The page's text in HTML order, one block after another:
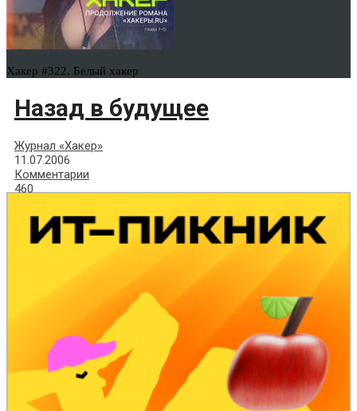
Хакер #322. Белый хакер
Назад в будущее
Журнал «Хакер»
11.07.2006
Комментарии
460